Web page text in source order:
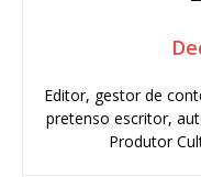
Editor, gestor de
pretenso escritor,
Produtor